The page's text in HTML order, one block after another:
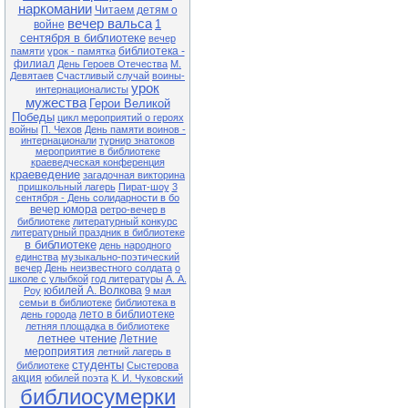
Экологический час «Долгое эхо
Чернобыля» (35 лет со дня
катастрофы на Чернобыльской
АЭС)
27.04 13-00 Ф№1
Квест-игра «В поисках заветного
клада» (в рамках клуба «Семь Я)
28.04 13-00 Ф№1
Экологический час «Чернобыль.
Год 1986» (35 лет со дня
катастрофы на Чернобыльской
28.04 11-00 ЦБ
Литературный час «Король смеха
Аркадий Аверченко» (140 лет со
дня рождения писателя)
29.04 13-00 Ф№1
Обзор книжной выставки «Они не
должны исчезнуть» (по Красной
книге Приморского края)
Внимание! В связи с продлением
ограничительных мер в
расписании возможны
корректировки. Обращаться по
тел.: 25-1-72
наркомании Читаем детям о
войне вечер вальса 1
сентября в библиотеке вечер
памяти урок - памятка библиотека -
филиал День Героев Отечества М.
Девятаев Счастливый случай воины-
интернационалисты урок
мужества Герои Великой
Победы цикл мероприятий о героях
войны П. Чехов День памяти воинов -
интернационали турнир знатоков
мероприятие в библиотеке
краеведческая конференция
краеведение загадочная викторина
пришкольный лагерь Пират-шоу 3
сентября - День солидарности в бо
вечер юмора ретро-вечер в
библиотеке литературный конкурс
литературный праздник в библиотеке
в библиотеке день народного
единства музыкально-поэтический
вечер День неизвестного солдата о
школе с улыбкой год литературы А. А.
Роу юбилей А. Волкова 9 мая
семьи в библиотеке библиотека в
день города лето в библиотеке
летняя площадка в библиотеке
летнее чтение Летние
мероприятия летний лагерь в
библиотеке студенты Сыстерова
акция юбилей поэта К. И. Чуковский
библиосумерки